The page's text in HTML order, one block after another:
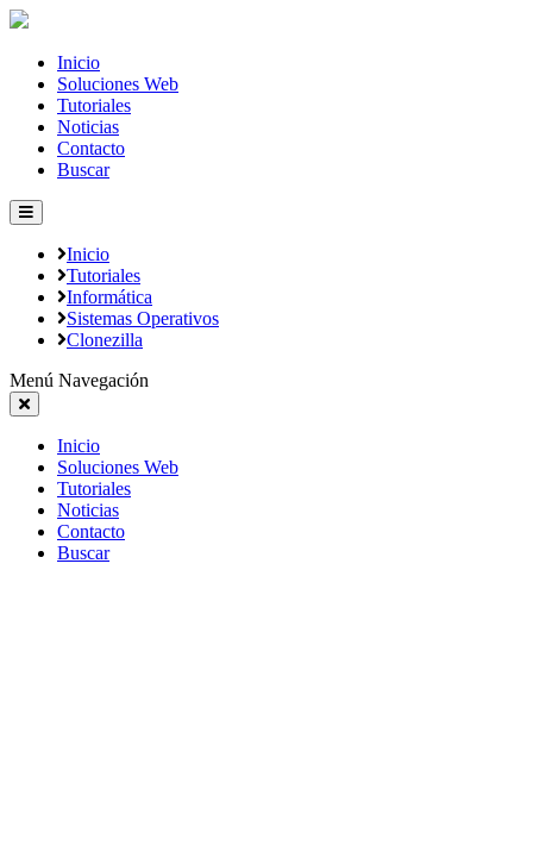
Inicio
Soluciones Web
Tutoriales
Noticias
Contacto
Buscar
Inicio
Tutoriales
Informática
Sistemas Operativos
Clonezilla
Menú Navegación
Inicio
Soluciones Web
Tutoriales
Noticias
Contacto
Buscar